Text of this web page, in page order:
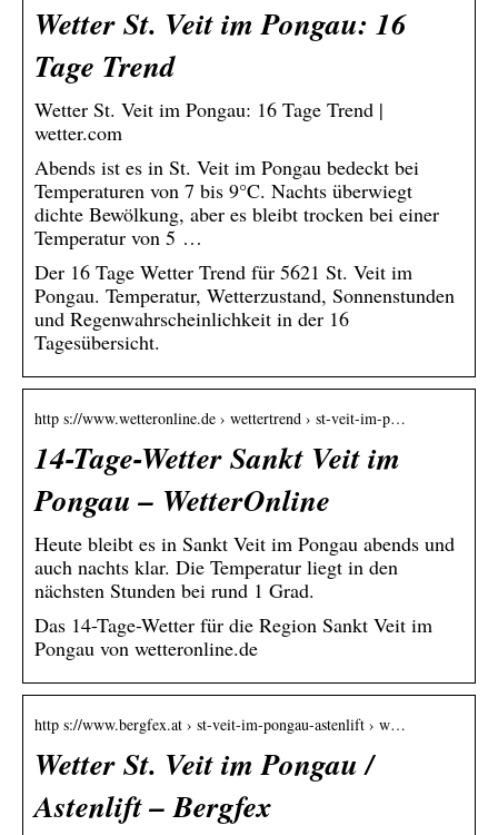
Wetter St. Veit im Pongau: 16
Tage Trend
Wetter St. Veit im Pongau: 16 Tage Trend |
wetter.com
Abends ist es in St. Veit im Pongau bedeckt bei
Temperaturen von 7 bis 9°C. Nachts überwiegt
dichte Bewölkung, aber es bleibt trocken bei einer
Temperatur von 5 …
Der 16 Tage Wetter Trend für 5621 St. Veit im
Pongau. Temperatur, Wetterzustand, Sonnenstunden
und Regenwahrscheinlichkeit in der 16
Tagesübersicht.
http s://www.wetteronline.de › wettertrend › st-veit-im-p…
14-Tage-Wetter Sankt Veit im
Pongau – WetterOnline
Heute bleibt es in Sankt Veit im Pongau abends und
auch nachts klar. Die Temperatur liegt in den
nächsten Stunden bei rund 1 Grad.
Das 14-Tage-Wetter für die Region Sankt Veit im
Pongau von wetteronline.de
http s://www.bergfex.at › st-veit-im-pongau-astenlift › w…
Wetter St. Veit im Pongau /
Astenlift – Bergfex